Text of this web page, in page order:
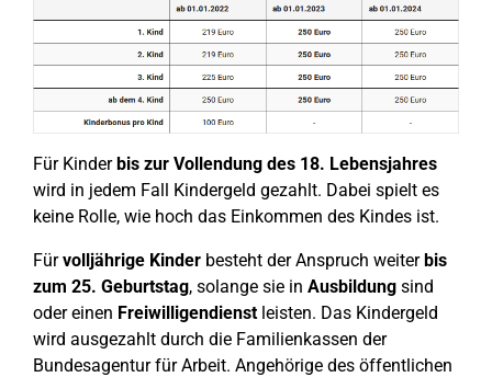
Für Kinderbis zur Vollendung des 18. Lebensjahres
wird in jedem Fall Kindergeld gezahlt. Dabei spielt es
keine Rolle, wie hoch das Einkommen des Kindes ist.
Fürvolljährige Kinder besteht der Anspruch weiterbis
zum 25. Geburtstag, solange sie in Ausbildung sind
oder einen Freiwilligendienstleisten. Das Kindergeld
wird ausgezahlt durch die Familienkassen der
Bundesagentur für Arbeit. Angehörige des öffentlichen